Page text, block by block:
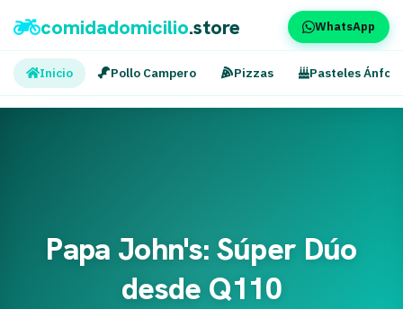
comidadomicilio.store WhatsApp
Inicio Pollo Campero Pizzas Pasteles Ánfora
Papa John's: Súper Dúo
desde Q110